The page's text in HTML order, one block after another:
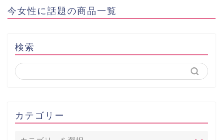
今女性に話題の商品一覧
検索
カテゴリー